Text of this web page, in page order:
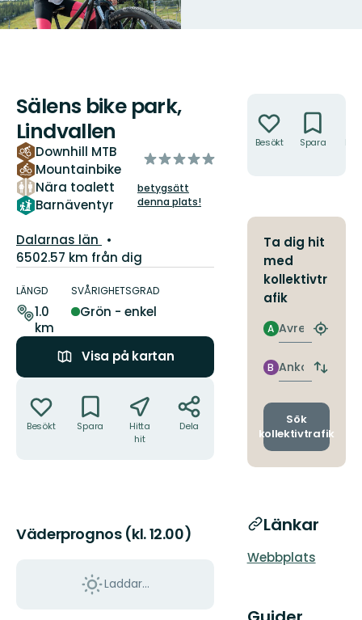
Sälens bike park,
Lindvallen
Downhill MTB
Mountainbike
Nära toalett
Barnäventyr
av
stjärnor
betygsätt
denna plats!
Län:
Dalarnas län
6502.57 km från dig
om
leden
LÄNGD
1.0
km
SVÅRIGHETSGRAD
Grön - enkel
Visa på kartan
Besökt Spara
Hitta
hit
Dela
Väderprognos (kl. 12.00)
Laddar...
Besökt Spara
Ta dig hit
med
kollektivtr
afik
Avresa
A
Hitta
Ankomst
B
Byt
och
Sök
kollektivtrafik
Länkar
Webbplats